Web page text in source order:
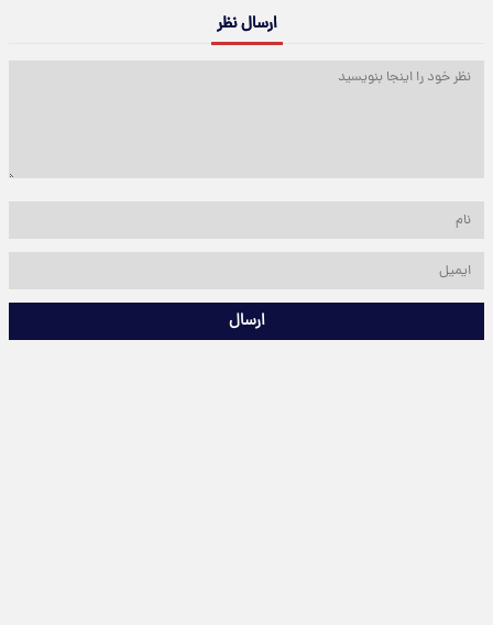
ارسال نظر
ارسال